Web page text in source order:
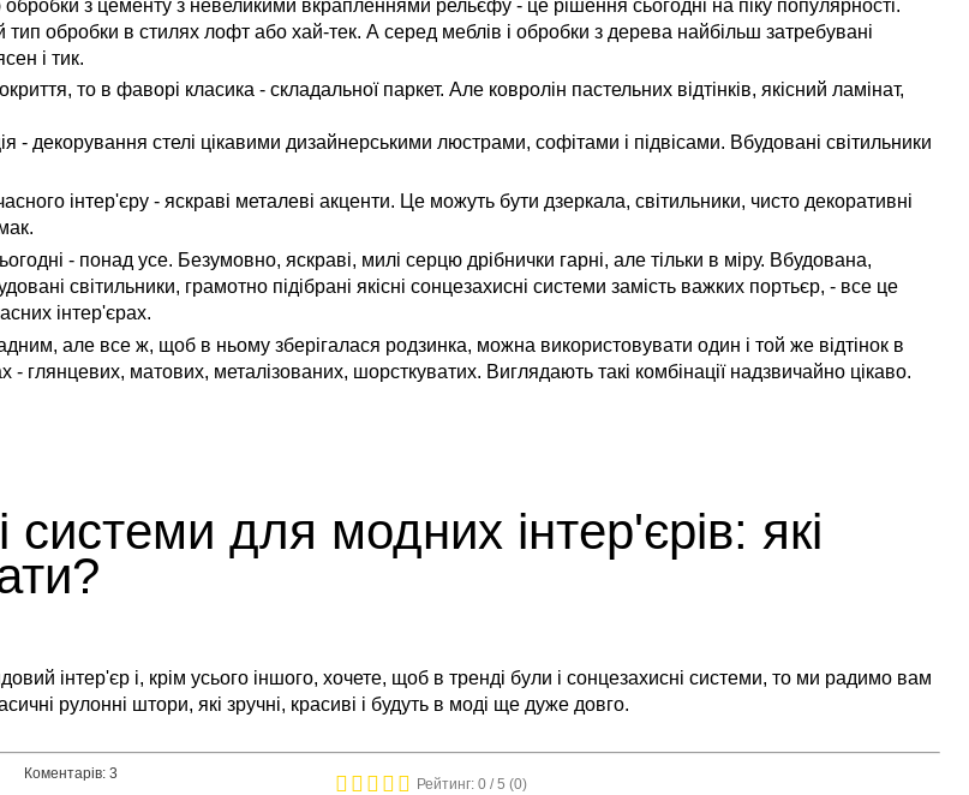
обробки з цементу з невеликими вкрапленнями рельєфу - це рішення сьогодні на піку популярності.
обробки в стилях лофт або хай-тек. А серед меблів і обробки з дерева найбільш затребувані
і тик.
то в фаворі класика - складальної паркет. Але ковролін пастельних відтінків, якісний ламінат,
- декорування стелі цікавими дизайнерськими люстрами, софітами і підвісами. Вбудовані світильники
інтер'єру - яскраві металеві акценти. Це можуть бути дзеркала, світильники, чисто декоративні
- понад усе. Безумовно, яскраві, милі серцю дрібнички гарні, але тільки в міру. Вбудована,
світильники, грамотно підібрані якісні сонцезахисні системи замість важких портьєр, - все це
інтер'єрах.
але все ж, щоб в ньому зберігалася родзинка, можна використовувати один і той же відтінок в
- глянцевих, матових, металізованих, шорсткуватих. Виглядають такі комбінації надзвичайно цікаво.
системи для модних інтер'єрів: які
інтер'єр і, крім усього іншого, хочете, щоб в тренді були і сонцезахисні системи, то ми радимо вам
рулонні штори, які зручні, красиві і будуть в моді ще дуже довго.
Коментарів: 3
Рейтинг:0 / 5 (0)